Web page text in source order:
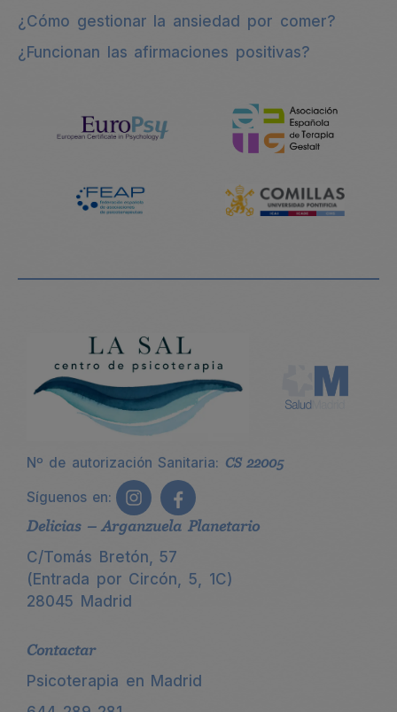
¿Cómo gestionar la ansiedad por comer?
¿Funcionan las afirmaciones positivas?
Nº de autorización Sanitaria: CS 22005
Síguenos en:
Delicias – Arganzuela Planetario
C/Tomás Bretón, 57
(Entrada por Circón, 5, 1C)
28045 Madrid
Contactar
Psicoterapia en Madrid